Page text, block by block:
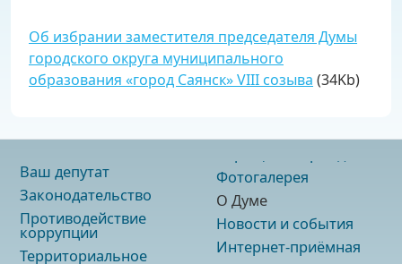
Об избрании заместителя председателя Думы
городского округа муниципального
образования «город Саянск» VIII созыва (34Kb)
Ваш депутат
Законодательство
Противодействие
коррупции
Территориальное
Фотогалерея
О Думе
Новости и события
Интернет-приёмная